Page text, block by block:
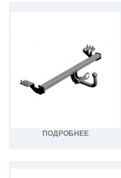
ПОДРОБНЕЕ